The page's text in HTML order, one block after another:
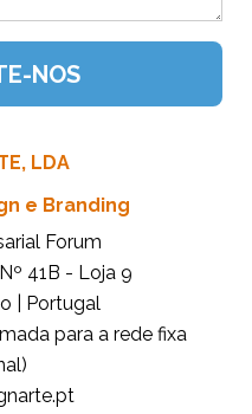
LDA
e Branding
Forum
41B - Loja 9
| Portugal
para a rede fixa